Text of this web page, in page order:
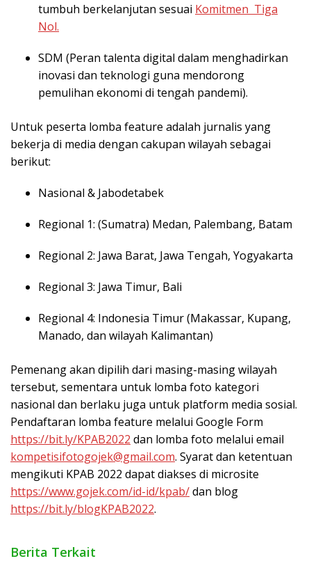
tumbuh berkelanjutan sesuai Komitmen Tiga
Nol.
SDM (Peran talenta digital dalam menghadirkan
inovasi dan teknologi guna mendorong
pemulihan ekonomi di tengah pandemi).
Untuk peserta lomba feature adalah jurnalis yang
bekerja di media dengan cakupan wilayah sebagai
berikut:
Nasional & Jabodetabek
Regional 1: (Sumatra) Medan, Palembang, Batam
Regional 2: Jawa Barat, Jawa Tengah, Yogyakarta
Regional 3: Jawa Timur, Bali
Regional 4: Indonesia Timur (Makassar, Kupang,
Manado, dan wilayah Kalimantan)
Pemenang akan dipilih dari masing-masing wilayah
tersebut, sementara untuk lomba foto kategori
nasional dan berlaku juga untuk platform media sosial.
Pendaftaran lomba feature melalui Google Form
https://bit.ly/KPAB2022 dan lomba foto melalui email
kompetisifotogojek@gmail.com. Syarat dan ketentuan
mengikuti KPAB 2022 dapat diakses di microsite
https://www.gojek.com/id-id/kpab/dan blog
https://bit.ly/blogKPAB2022.
Berita Terkait